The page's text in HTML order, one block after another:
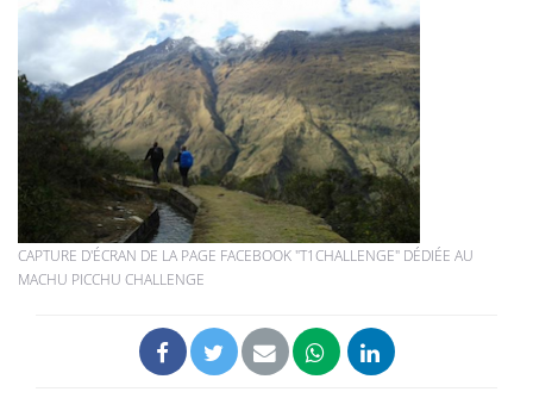
CAPTURE D'ÉCRAN DE LA PAGE FACEBOOK "T1CHALLENGE" DÉDIÉE AU
MACHU PICCHU CHALLENGE